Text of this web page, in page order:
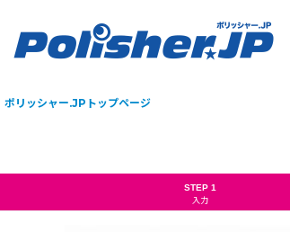
ポリッシャー.JPトップページ
STEP 1
入力